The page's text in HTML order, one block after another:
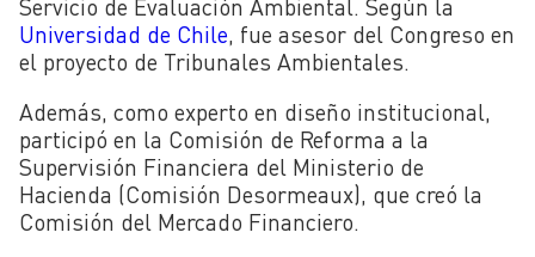
Servicio de Evaluación Ambiental. Según la
Universidad de Chile, fue asesor del Congreso en
el proyecto de Tribunales Ambientales.
Además, como experto en diseño institucional,
participó en la Comisión de Reforma a la
Supervisión Financiera del Ministerio de
Hacienda (Comisión Desormeaux), que creó la
Comisión del Mercado Financiero.